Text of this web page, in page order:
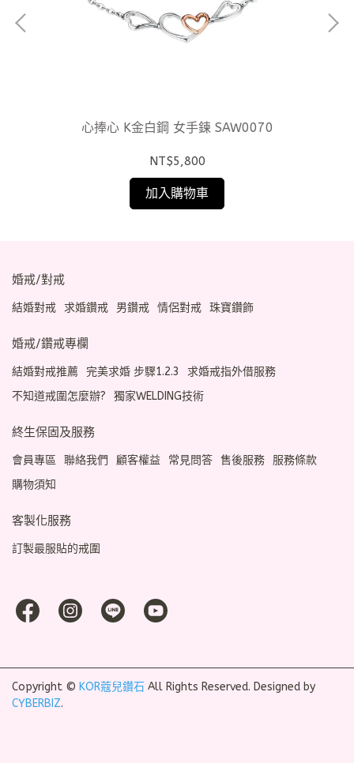
心捧心 K金白鋼 女手鍊 SAW0070
NT$5,800
加入購物車
婚戒/對戒
結婚對戒 求婚鑽戒 男鑽戒 情侶對戒 珠寶鑽飾
婚戒/鑽戒專欄
結婚對戒推薦 完美求婚 步驟1.2.3
求婚戒指外借服務
不知道戒圍怎麼辦?
獨家WELDING技術
終生保固及服務
會員專區 聯絡我們 顧客權益 常見問答 售後服務
服務條款
購物須知
客製化服務
訂製最服貼的戒圍
Copyright © KOR蔻兒鑽石 All Rights Reserved. Designed by
CYBERBIZ.